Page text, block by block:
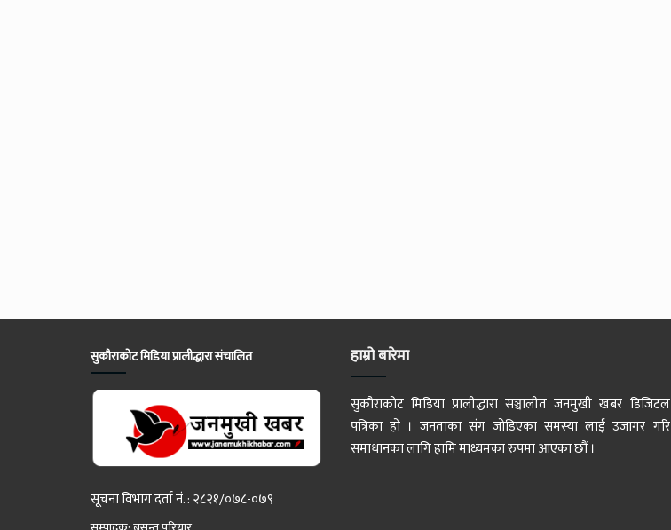
सुकौराकोट मिडिया प्रालीद्धारा संचालित
सूचना विभाग दर्ता नं. : २८२१/०७८-०७९
हाम्रो बारेमा
सुकौराकोट मिडिया प्रालीद्धारा सञ्चालीत जनमुखी खबर डिजिटल
पत्रिका हो । जनताका संग जोडिएका समस्या लाई उजागर गरि
समाधानका लागि हामि माध्यमका रुपमा आएका छौं ।